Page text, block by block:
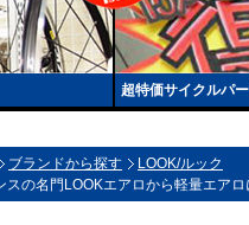
超特価サイクルパ
ブランドから探す
LOOK/ルック
スの名門LOOKエアロから軽量エア